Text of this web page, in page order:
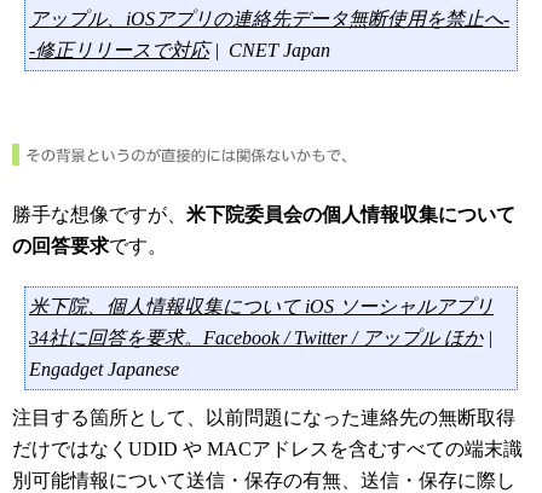
アップル、iOSアプリの連絡先データ無断使用を禁止へ-
-修正リリースで対応| CNET Japan
勝手な想像ですが、 米下院委員会の個人情報収集について
の回答要求です。
米下院、個人情報収集について iOS ソーシャルアプリ
34社に回答を要求。Facebook / Twitter / アップル ほか|
Engadget Japanese
注目する箇所として、以前問題になった連絡先の無断取得
だけではなくUDID や MACアドレスを含むすべての端末識
別可能情報について送信・保存の有無、送信・保存に際し